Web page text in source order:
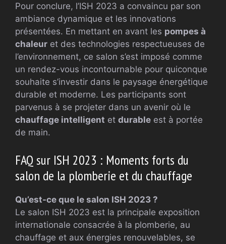
Pour conclure, l’ISH 2023 a convaincu par son
ambiance dynamique et les innovations
présentées. En mettant en avant les pompes à
chaleur et des technologies respectueuses de
l’environnement, ce salon s’est imposé comme
un rendez-vous incontournable pour quiconque
souhaite s’investir dans le paysage énergétique
durable et moderne. Les participants sont
parvenus à se projeter dans un avenir où le
chauffage intelligent et durable est à portée
de main.
FAQ sur ISH 2023 : Moments forts du
salon de la plomberie et du chauffage
Qu’est-ce que le salon ISH 2023 ?
Le salon ISH 2023 est la principale exposition
internationale consacrée à la plomberie, au
chauffage et aux énergies renouvelables, se